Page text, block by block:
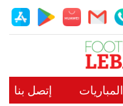
المباريات إتصل بنا